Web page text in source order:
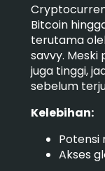
Bitcoin
terutama
savvy.
juga tinggi,
sebelum
Kelebihan:
Potensi
Akses